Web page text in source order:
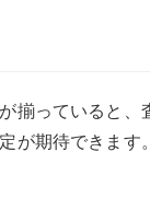
揃っていると、
が期待できます